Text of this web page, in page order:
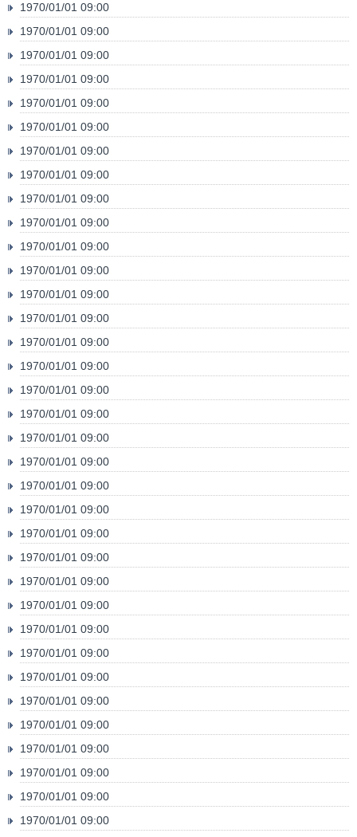
1970/01/01 09:00
1970/01/01 09:00
1970/01/01 09:00
1970/01/01 09:00
1970/01/01 09:00
1970/01/01 09:00
1970/01/01 09:00
1970/01/01 09:00
1970/01/01 09:00
1970/01/01 09:00
1970/01/01 09:00
1970/01/01 09:00
1970/01/01 09:00
1970/01/01 09:00
1970/01/01 09:00
1970/01/01 09:00
1970/01/01 09:00
1970/01/01 09:00
1970/01/01 09:00
1970/01/01 09:00
1970/01/01 09:00
1970/01/01 09:00
1970/01/01 09:00
1970/01/01 09:00
1970/01/01 09:00
1970/01/01 09:00
1970/01/01 09:00
1970/01/01 09:00
1970/01/01 09:00
1970/01/01 09:00
1970/01/01 09:00
1970/01/01 09:00
1970/01/01 09:00
1970/01/01 09:00
1970/01/01 09:00